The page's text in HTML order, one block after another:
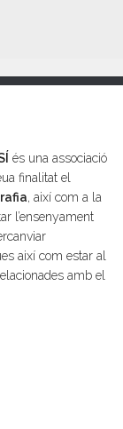
és una associació
finalitat el
, així com a la
l’ensenyament
així com estar al
amb el